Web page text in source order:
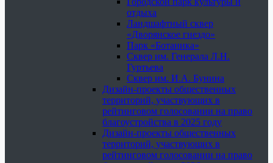
отдыха
Ландшафтный сквер
«Дворянское гнездо»
Парк «Ботаника»
Сквер им. Генерала Л.Н.
Гуртьева
Сквер им. И.А. Бунина
Дизайн-проекты общественных
территорий, участвующих в
рейтинговом голосовании на право
благоустройства в 2025 году
Дизайн-проекты общественных
территорий, участвующих в
рейтинговом голосовании на право